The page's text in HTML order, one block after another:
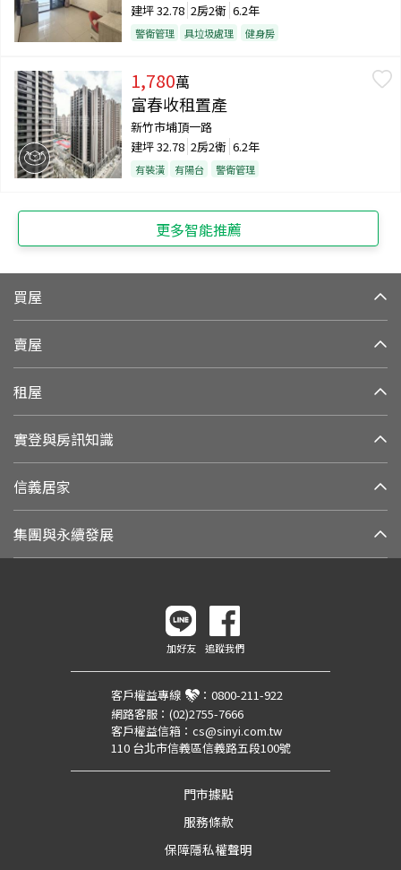
建坪32.78 2房2衛 6.2年
警衛管理 具垃圾處理 健身房
1,780萬
富春收租置產
新竹市埔頂一路
建坪32.78 2房2衛 6.2年
有裝潢 有陽台 警衛管理
更多智能推薦
買屋
賣屋
租屋
實登與房訊知識
信義居家
集團與永續發展
加好友 追蹤我們
客戶權益專線 ： 0800-211-922
網路客服： (02)2755-7666
客戶權益信箱： cs@sinyi.com.tw
110 台北市信義區信義路五段100號
門市據點
服務條款
保障隱私權聲明